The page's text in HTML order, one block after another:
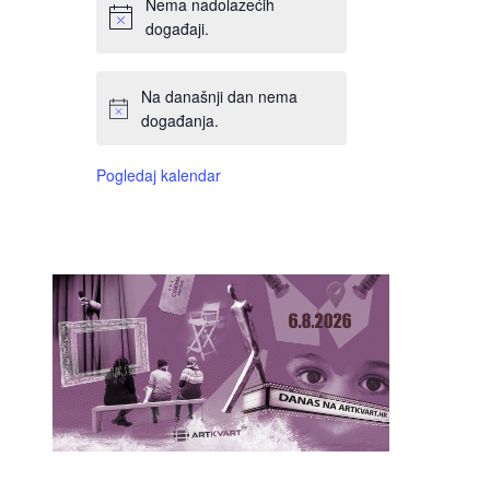
Nema nadolazećih
događaji.
Na današnji dan nema
događanja.
Pogledaj kalendar